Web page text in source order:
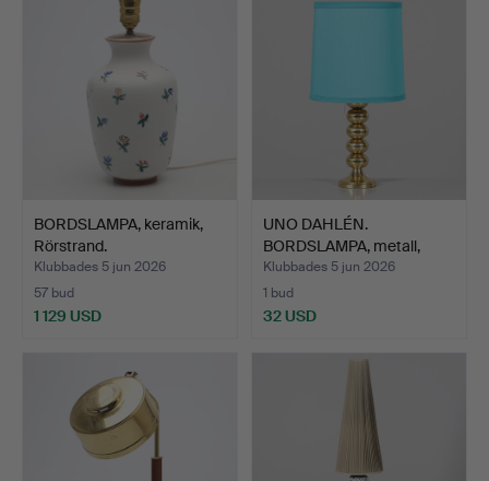
BORDSLAMPA, keramik,
Rörstrand.
Klubbades 5 jun 2026
57 bud
1 129 USD
UNO DAHLÉN.
BORDSLAMPA, metall,
1900-tal, …
Klubbades 5 jun 2026
1 bud
32 USD